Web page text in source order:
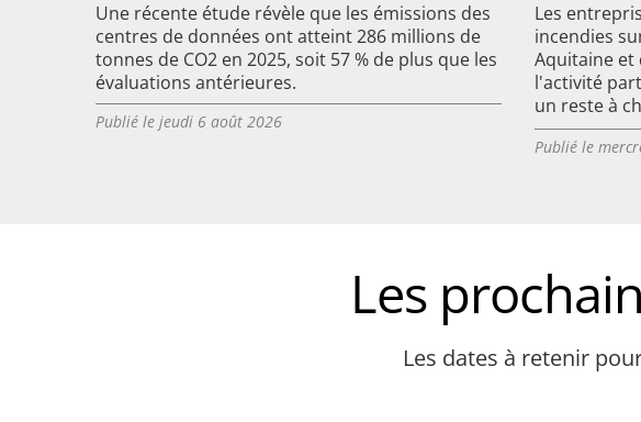
Une récente étude révèle que les émissions des
centres de données ont atteint 286 millions de
tonnes de CO2 en 2025, soit 57 % de plus que les
évaluations antérieures.
Publié le jeudi 6 août 2026
Les
incendies
Aquitaine et
l'activité
un reste à
Publié le
Les
Les dates à retenir